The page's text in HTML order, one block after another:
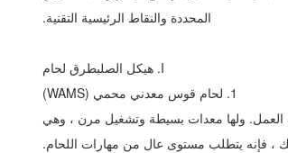
المحددة والنقاط الرئيسية التقنية.
I. هيكل الصلبطرق لحام
1. لحام قوس معدني محمي (SMAW)
العمل. ولها معدات بسيطة وتشغيل مرن ، وهي
، فإنه يتطلب مستوى عال من مهارات اللحام.